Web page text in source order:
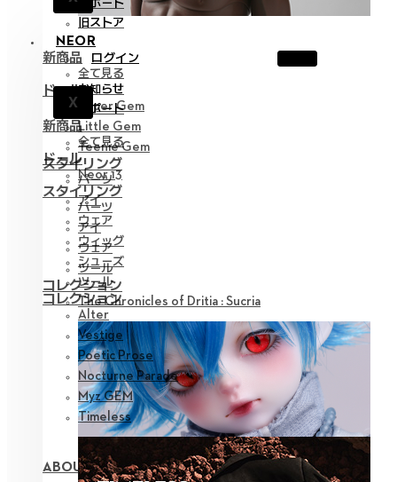
NEOR
ログイン
X
お知らせ
サポート
新商品
全て見る
ドール
Neor 13
スタイリング
パーツ
アイ
ウェア
ツール
コレクション
The Chronicles of Dritia : Sucria
ABOUT NEOR 13
サポート
旧ストア
新商品
全て見る
ドール
Hyper Gem
Little Gem
Teenie Gem
スタイリング
パーツ
アイ
ウェア
ウィッグ
シューズ
ツール
コレクション
Alter
Vestige
Poetic Prose
Nocturne Parade
Myz GEM
Timeless